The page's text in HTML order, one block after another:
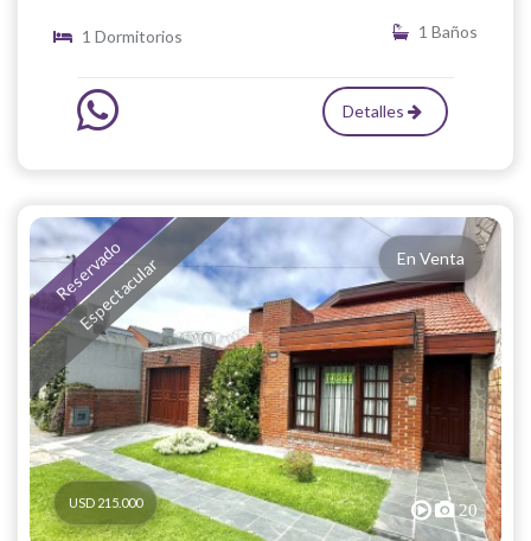
1 Dormitorios 1 Baños
Detalles
Reservado
Espectacular En Venta
USD 215.000 20